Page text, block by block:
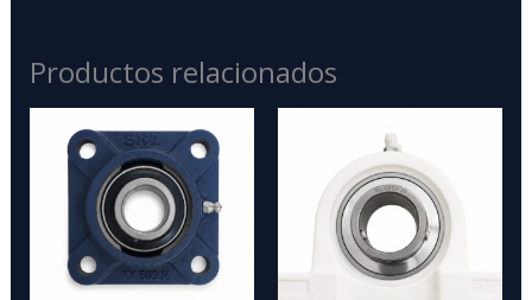
Productos relacionados